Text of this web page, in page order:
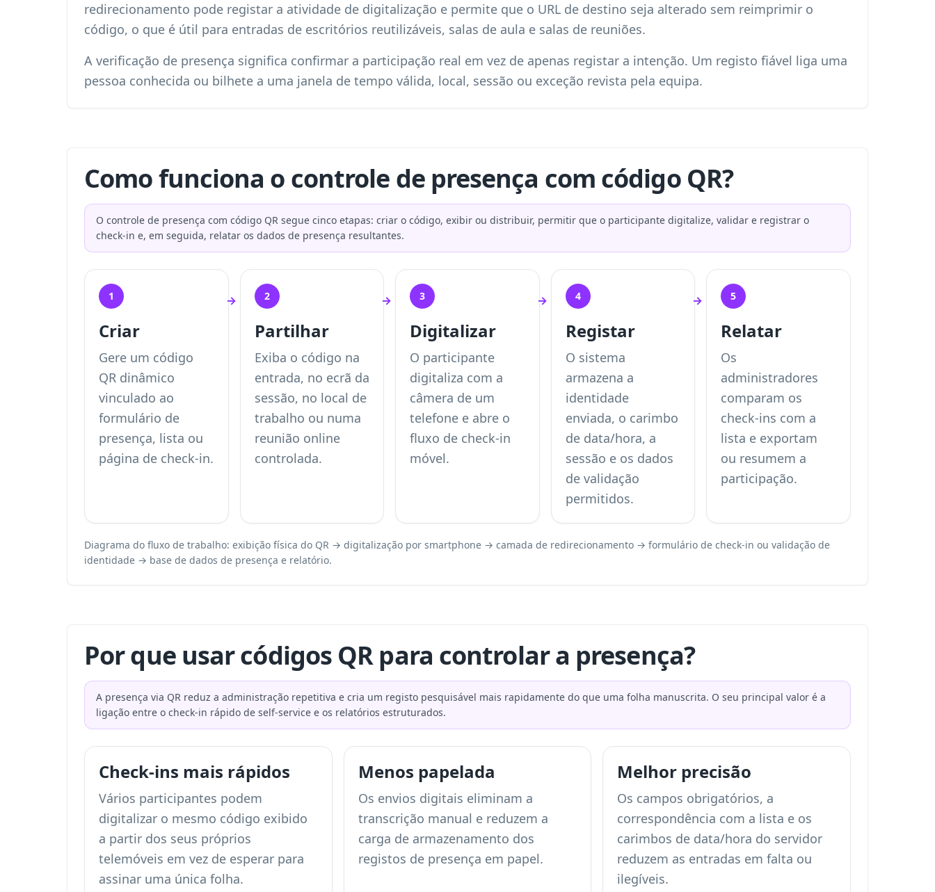
redirecionamento pode registar a atividade de digitalização e permite que o URL de destino seja alterado sem reimprimir o
código, o que é útil para entradas de escritórios reutilizáveis, salas de aula e salas de reuniões.
A verificação de presença significa confirmar a participação real em vez de apenas registar a intenção. Um registo fiável liga uma
pessoa conhecida ou bilhete a uma janela de tempo válida, local, sessão ou exceção revista pela equipa.
Como funciona o controle de presença com código QR?
O controle de presença com código QR segue cinco etapas: criar o código, exibir ou distribuir, permitir que o participante digitalize, validar e registrar o
check-in e, em seguida, relatar os dados de presença resultantes.
1
Criar
Gere um código
QR dinâmico
vinculado ao
formulário de
presença, lista ou
página de check-in.
→ 2
Partilhar
Exiba o código na
entrada, no ecrã da
sessão, no local de
trabalho ou numa
reunião online
controlada.
→ 3
Digitalizar
O participante
digitaliza com a
câmera de um
telefone e abre o
fluxo de check-in
móvel.
→ 4
Registar
O sistema
armazena a
identidade
enviada, o carimbo
de data/hora, a
sessão e os dados
de validação
permitidos.
→ 5
Relatar
Os
administradores
comparam os
check-ins com a
lista e exportam
ou resumem a
participação.
Diagrama do fluxo de trabalho: exibição física do QR → digitalização por smartphone → camada de redirecionamento → formulário de check-in ou validação de
identidade → base de dados de presença e relatório.
Por que usar códigos QR para controlar a presença?
A presença via QR reduz a administração repetitiva e cria um registo pesquisável mais rapidamente do que uma folha manuscrita. O seu principal valor é a
ligação entre o check-in rápido de self-service e os relatórios estruturados.
Check-ins mais rápidos
Vários participantes podem
digitalizar o mesmo código exibido
a partir dos seus próprios
telemóveis em vez de esperar para
assinar uma única folha.
Menos papelada
Os envios digitais eliminam a
transcrição manual e reduzem a
carga de armazenamento dos
registos de presença em papel.
Melhor precisão
Os campos obrigatórios, a
correspondência com a lista e os
carimbos de data/hora do servidor
reduzem as entradas em falta ou
ilegíveis.